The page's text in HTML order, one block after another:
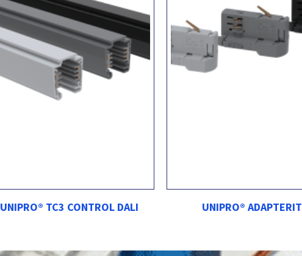
UNIPRO® TC3 CONTROL DALI UNIPRO® ADAPTERIT